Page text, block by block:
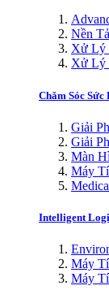
Nền
Xử Lý
Xử Lý
Chăm Sóc
Giải
Giải
Màn
Máy
Intelligent
Máy
Máy